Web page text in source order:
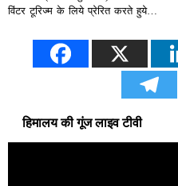
विंटर टूरिज्म के लिये प्रेरित करते हुये…
हिमालय की गूंज लाइव टीवी